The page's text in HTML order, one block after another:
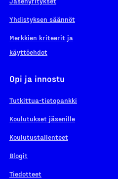
Yhdistyksen säännöt
Merkkien kriteerit ja
käyttöehdot
Opi ja innostu
Tutkittua-tietopankki
Koulutukset jäsenille
Koulutustallenteet
Blogit
Tiedotteet